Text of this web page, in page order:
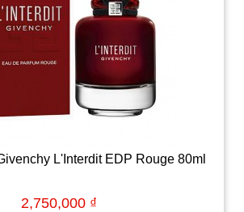
L'Interdit EDP Rouge 80ml
2,750,000 ₫